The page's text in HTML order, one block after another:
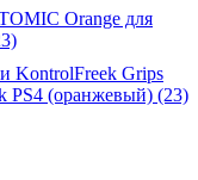
Orange для
KontrolFreek Grips
PS4 (оранжевый) (23)